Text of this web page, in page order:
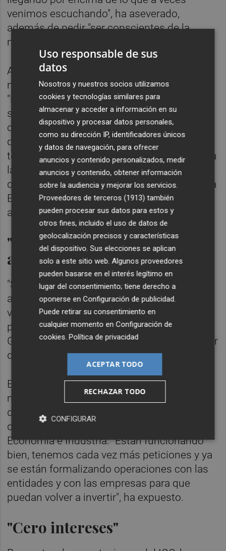
venimos escuchando", ha aseverado,
además de pedir "ser conscientes de la
magnitud de la catástrofe".
Así, aunque ha reconocido que "queda
mucho todavía", ha hecho hincapié en que
"los ritmos de pago están acelerándose y
seguirán acelerándose". "Tenemos que ser
conscientes de cuál es la dimensión en la
que estamos. Claro que necesitamos pagar
todavía más rápido si cabe y tenemos a toda
la maquinaria", ha recalcado, para apuntar
que hay 2.000 peritos del Consorcio "de toda
España" trabajando en los municipios
afectados.
"Que el dinero llegue cuanto
antes"
"Somos conscientes de la necesidad de
agilizar esos pagos para que la gente pueda
ver el dinero cuanto antes", ha asegurado,
para garantizar que "todos los esfuerzos del
Gobierno de España están volcados en hacer
que el dinero llegue cuanto antes".
En esta línea, Bernabé ha puesto en valor la
movilización de dinero a través del Instituto
de Crédito Oficial (ICO) y ENISA, entidades
dependientes de los ministerios de
Economía e Industria. "Están funcionando
bien, tenemos cada vez más peticiones y ya
se están formalizando operaciones con las
entidades y con las empresas para que
puedan volver a invertir", ha expuesto.
"Cero intereses"
Uso responsable de sus
datos
Nosotros y nuestros socios utilizamos
cookies y tecnologías similares para
almacenar y acceder a información en su
dispositivo y procesar datos personales,
como su dirección IP, identificadores únicos
y datos de navegación, para ofrecer
anuncios y contenido personalizados, medir
anuncios y contenido, obtener información
sobre la audiencia y mejorar los servicios.
Proveedores de terceros (1913) también
pueden procesar sus datos para estos y
otros fines, incluido el uso de datos de
geolocalización precisos y características
del dispositivo. Sus elecciones se aplican
solo a este sitio web. Algunos proveedores
pueden basarse en el interés legítimo en
lugar del consentimiento; tiene derecho a
oponerse enConfiguración de publicidad
Puede retirar su consentimiento en
cualquier momento enConfiguración de
cookies .Política de privacidad
ACEPTAR TODO
RECHAZAR TODO
CONFIGURAR